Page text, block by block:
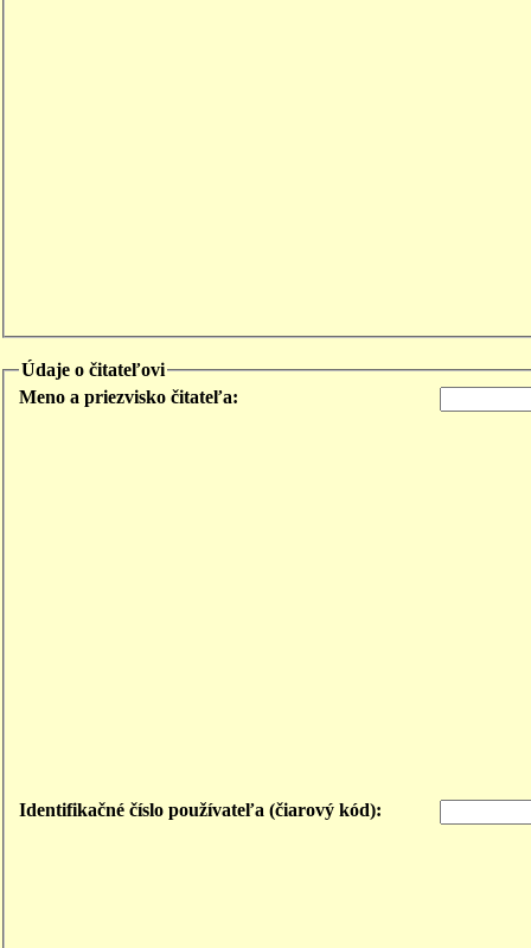
Údaje o čitateľovi
Meno a priezvisko čitateľa:
Identifikačné číslo používateľa (čiarový kód):